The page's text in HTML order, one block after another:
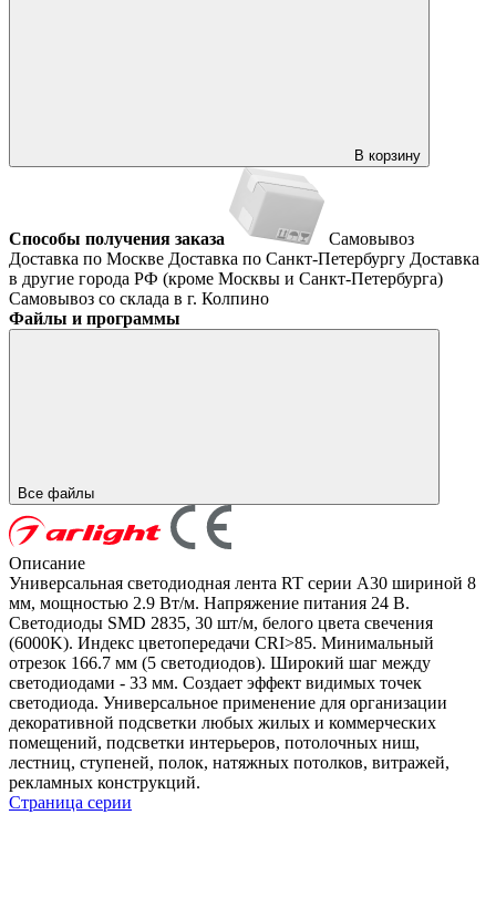
В корзину
Способы получения заказа
Самовывоз
Доставка по Москве Доставка по Санкт-Петербургу Доставка
в другие города РФ (кроме Москвы и Санкт-Петербурга)
Самовывоз со склада в г. Колпино
Файлы и программы
Все файлы
Описание
Универсальная светодиодная лента RT серии A30 шириной 8
мм, мощностью 2.9 Вт/м. Напряжение питания 24 В.
Светодиоды SMD 2835, 30 шт/м, белого цвета свечения
(6000K). Индекс цветопередачи CRI>85. Минимальный
отрезок 166.7 мм (5 светодиодов). Широкий шаг между
светодиодами - 33 мм. Создает эффект видимых точек
светодиода. Универсальное применение для организации
декоративной подсветки любых жилых и коммерческих
помещений, подсветки интерьеров, потолочных ниш,
лестниц, ступеней, полок, натяжных потолков, витражей,
рекламных конструкций.
Страница серии